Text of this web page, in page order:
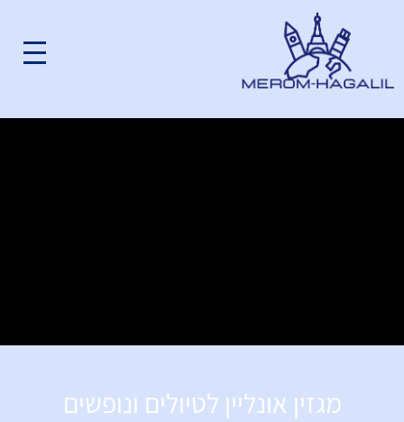
מגזין אונליין לטיולים ונופשים